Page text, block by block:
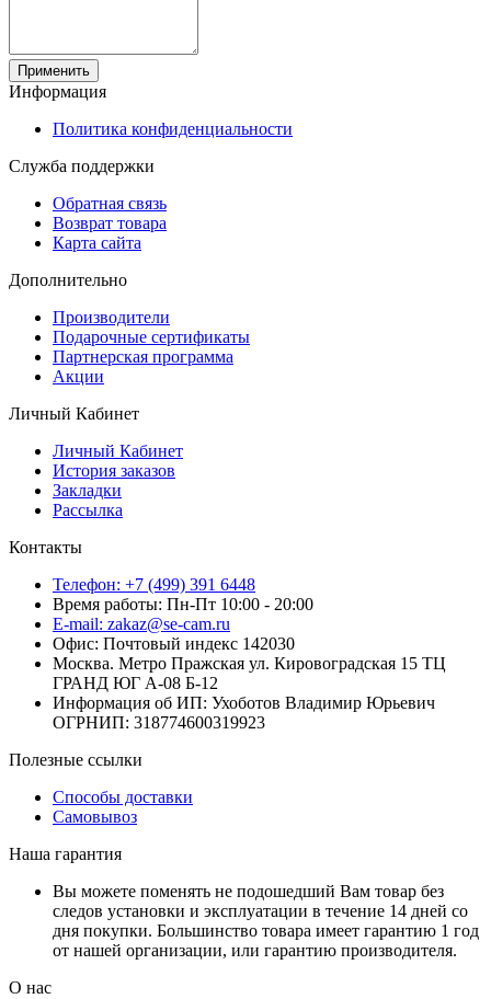
Применить
Информация
Политика конфиденциальности
Служба поддержки
Обратная связь
Возврат товара
Карта сайта
Дополнительно
Производители
Подарочные сертификаты
Партнерская программа
Акции
Личный Кабинет
Личный Кабинет
История заказов
Закладки
Рассылка
Контакты
Телефон: +7 (499) 391 6448
Время работы: Пн-Пт 10:00 - 20:00
E-mail: zakaz@se-cam.ru
Офис: Почтовый индекс 142030
Москва. Метро Пражская ул. Кировоградская 15 ТЦ
ГРАНД ЮГ А-08 Б-12
Информация об ИП: Ухоботов Владимир Юрьевич
ОГРНИП: 318774600319923
Полезные ссылки
Способы доставки
Самовывоз
Наша гарантия
Вы можете поменять не подошедший Вам товар без
следов установки и эксплуатации в течение 14 дней со
дня покупки. Большинство товара имеет гарантию 1 год
от нашей организации, или гарантию производителя.
О нас